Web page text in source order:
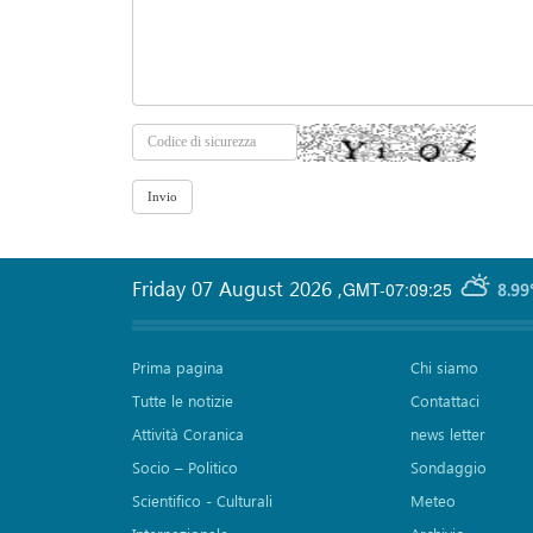
GMT-07:09:25
Friday 07 August 2026 ,
Prima pagina
Tutte le notizie
Attività Coranica
Socio – Politico
Scientifico - Culturali
Chi siamo
Contattaci
news letter
Sondaggio
Meteo